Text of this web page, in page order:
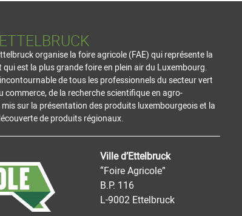
organise la foire agricole (FAE) qui représente la
est la plus grande foire en plein air du Luxembourg.
de tous les professionnels du secteur vert
de la recherche scientifique en agro-
sur la présentation des produits luxembourgeois et la
de produits régionaux.
Ville d’Ettelbruck
“Foire Agricole”
B.P. 116
L-9002 Ettelbruck